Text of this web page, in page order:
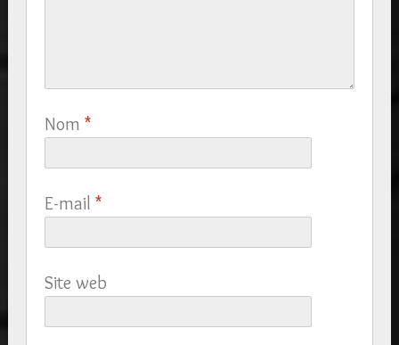
Nom *
E-mail *
Site web